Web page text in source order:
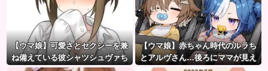
【ウマ娘】可愛さとセクシーを兼
ね備えている彼シャツシュヴァち
【ウマ娘】赤ちゃん時代のルラち
とアルヴさん…後ろにママが見え